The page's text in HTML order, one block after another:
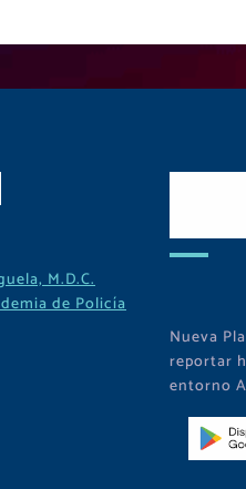
M.D.C.
de Policía
Nueva
reportar
entorno